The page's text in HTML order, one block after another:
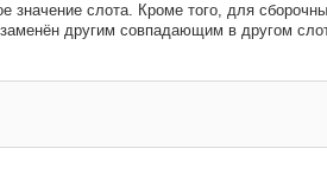
значение слота. Кроме того, для
другим совпадающим в другом